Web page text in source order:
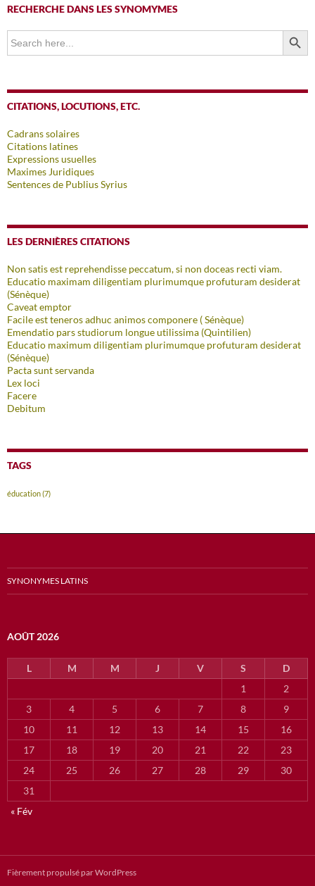
RECHERCHE DANS LES SYNOMYMES
Search
for:
SEARCH
CITATIONS, LOCUTIONS, ETC.
Cadrans solaires
Citations latines
Expressions usuelles
Maximes Juridiques
Sentences de Publius Syrius
LES DERNIÈRES CITATIONS
Non satis est reprehendisse peccatum, si non doceas recti viam.
Educatio maximam diligentiam plurimumque profuturam desiderat
(Sénèque)
Caveat emptor
Facile est teneros adhuc animos componere ( Sénèque)
Emendatio pars studiorum longue utilissima (Quintilien)
Educatio maximum diligentiam plurimumque profuturam desiderat
(Sénèque)
Pacta sunt servanda
Lex loci
Facere
Debitum
TAGS
éducation(7)
SYNONYMES LATINS
AOÛT 2026
L M M J V S
D
1
2
3
4 5 6 7 8
9
10
11 12 13 14 15
16
17
18 19 20 21 22
23
24
25 26 27 28 29
30
31
« Fév
Fièrement propulsé par WordPress